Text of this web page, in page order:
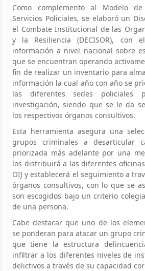
Como complemento al Modelo
Servicios Policiales, se elaboró un
el Combate Institucional de las
y la Resiliencia (DECISOR), con
información a nivel nacional sobre
que se encuentran operando
fin de realizar un inventario para
información la cual año con año se
las diferentes sedes policiales
investigación, siendo que se le da
los respectivos órganos consultivos.
Esta herramienta asegura una
grupos criminales a desarticular
priorizada más adelante por una
los distribuirá a las diferentes
OIJ y establecerá el seguimiento a
órganos consultivos, con lo que se
son escogidos bajo un criterio
de una persona.
Cabe destacar que uno de los
se ponderan para atacar un grupo
que tiene la estructura
infiltrar a los diferentes niveles de
delictivos a través de su capacidad